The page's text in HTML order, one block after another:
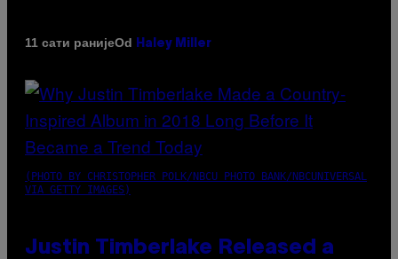
11 сати ранијеOd Haley Miller
(PHOTO BY CHRISTOPHER POLK/NBCU PHOTO BANK/NBCUNIVERSAL
VIA GETTY IMAGES)
Justin Timberlake Released a